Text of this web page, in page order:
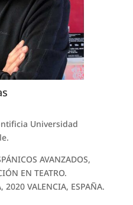
Universidad
AVANZADOS,
EN TEATRO.
2020 VALENCIA, ESPAÑA.